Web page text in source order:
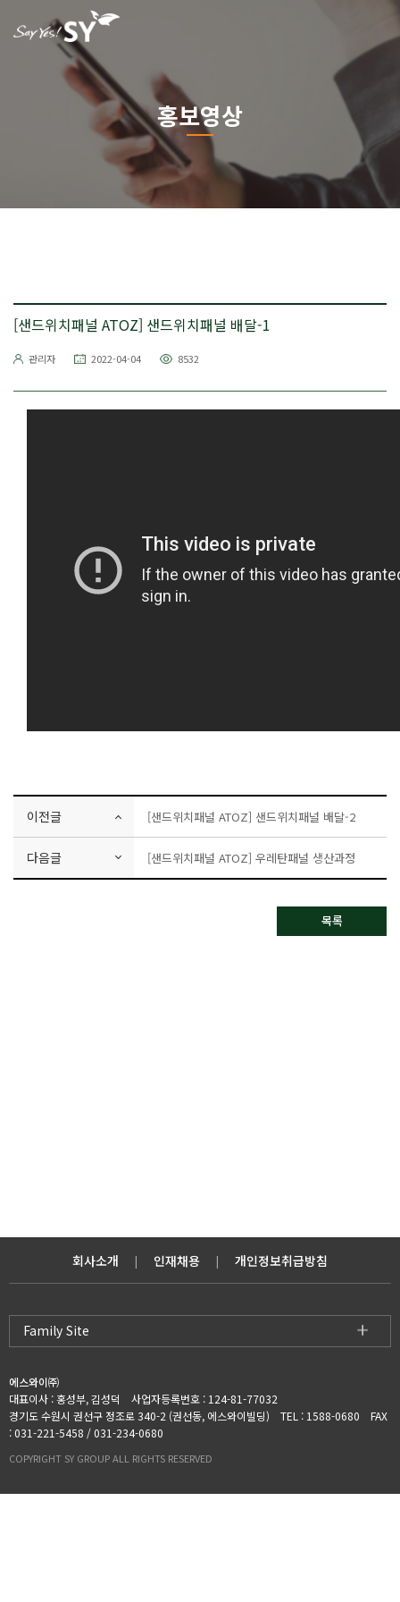
홍보영상
[샌드위치패널 ATOZ] 샌드위치패널 배달-1
관리자 2022-04-04 8532
이전글 [샌드위치패널 ATOZ] 샌드위치패널 배달-2
다음글 [샌드위치패널 ATOZ] 우레탄패널 생산과정
목록
회사소개 | 인재채용 | 개인정보취급방침
Family Site
에스와이㈜
대표이사 : 홍성부, 김성덕 사업자등록번호 : 124-81-77032
경기도 수원시 권선구 정조로 340-2 (권선동, 에스와이빌딩) TEL : 1588-0680 FAX
: 031-221-5458 / 031-234-0680
COPYRIGHT SY GROUP ALL RIGHTS RESERVED